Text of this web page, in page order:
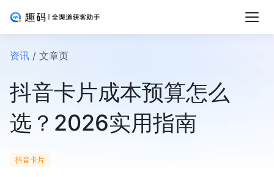
资讯 / 文章页
抖音卡片成本预算怎么
选？2026实用指南
抖音卡片